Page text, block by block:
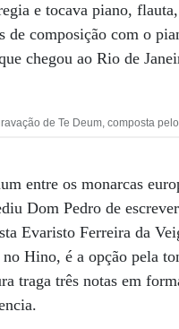
e tocava piano,
de composição com o
chegou ao Rio de
de Te Deum, composta
entre os monarcas
Dom Pedro de
Evaristo Ferreira da
no Hino, é a opção pela
traga três notas em